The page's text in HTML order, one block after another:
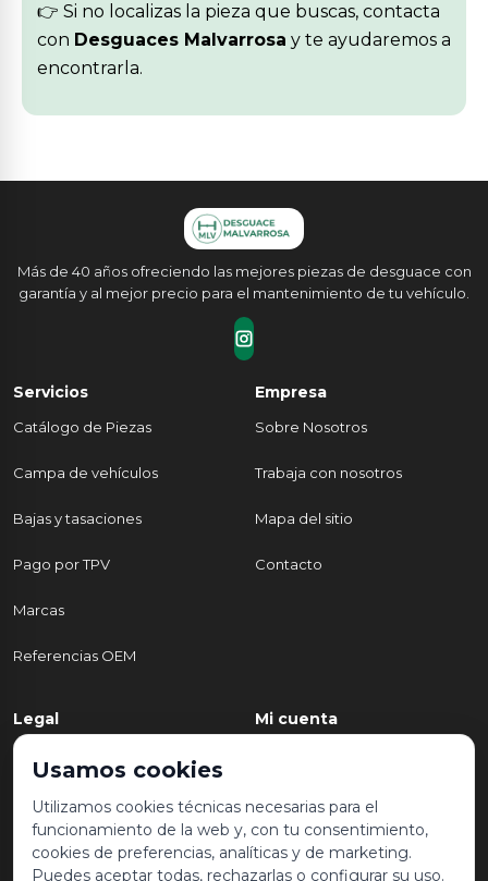
👉 Si no localizas la pieza que buscas, contacta
con Desguaces Malvarrosa y te ayudaremos a
encontrarla.
Más de 40 años ofreciendo las mejores piezas de desguace con
garantía y al mejor precio para el mantenimiento de tu vehículo.
Servicios
Catálogo de Piezas
Campa de vehículos
Bajas y tasaciones
Pago por TPV
Marcas
Referencias OEM
Empresa
Sobre Nosotros
Trabaja con nosotros
Mapa del sitio
Contacto
Legal
Política de Privacidad
Aviso legal y condiciones de
uso
Política de Cookies
Mi cuenta
Mis pedidos
Lista de deseos
Usamos cookies
Utilizamos cookies técnicas necesarias para el
funcionamiento de la web y, con tu consentimiento,
cookies de preferencias, analíticas y de marketing.
Puedes aceptar todas, rechazarlas o configurar su uso.